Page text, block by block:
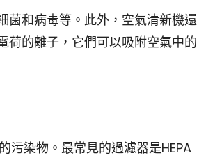
菌和病毒等。此外，空氣清新機還
荷的離子，它們可以吸附空氣中的
污染物。最常見的過濾器是HEPA